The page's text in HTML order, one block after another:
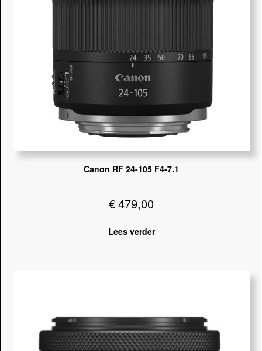
Canon RF 24-105 F4-7.1
€479,00
Lees verder